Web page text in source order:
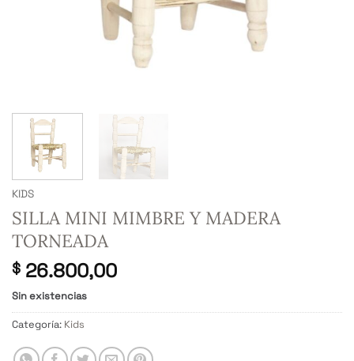
KIDS
SILLA MINI MIMBRE Y MADERA
TORNEADA
$ 26.800,00
Sin existencias
Categoría: Kids